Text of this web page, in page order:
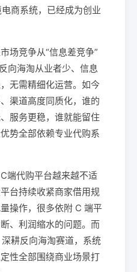
商系统，已经成为创业
场竞争从“信息差竞争”
向海淘从业者少、信息
无需精细化运营。如今
渠道高度同质化，谁的
服务更稳，谁就能留住
势全部依赖专业代购系
端代购平台越来越不适
台持续收紧商家借用规
操作，很多依附 C 端平
、利润缩水的问题。而
耕反向海淘赛道，系统
性全部围绕商业场景打